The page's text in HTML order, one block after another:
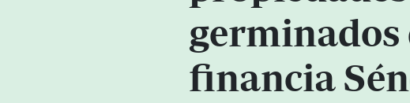
germinados
financia